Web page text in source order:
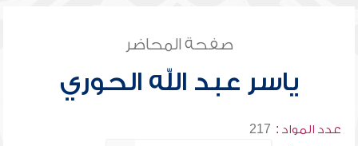
صفحة المحاضر
ياسر عبد الله الحوري
عدد المواد : 217